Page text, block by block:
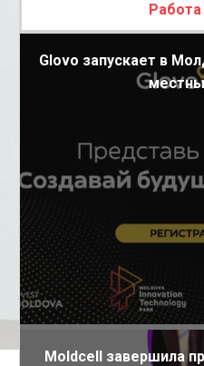
Glovo запускает в
Moldcell завершила